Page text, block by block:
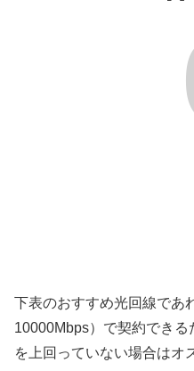
下表のおすすめ光回線であ
10000Mbps）で契約でき
を上回っていない場合はオ